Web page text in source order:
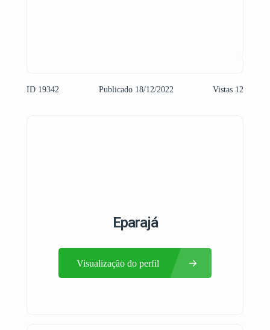
ID 19342 Publicado 18/12/2022 Vistas 12
Eparajá
Visualização do perfil